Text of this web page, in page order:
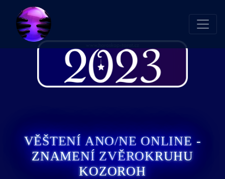
VĚŠTENÍ ANO/NE ONLINE -
ZNAMENÍ ZVĚROKRUHU
KOZOROH